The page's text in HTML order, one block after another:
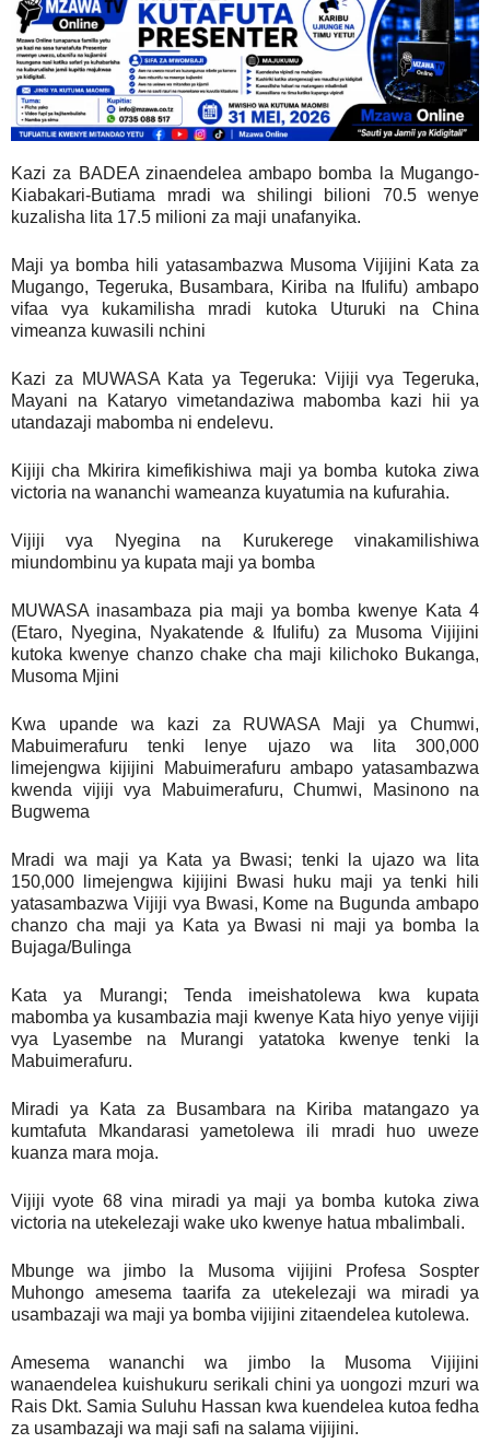
Kazi za BADEA zinaendelea ambapo bomba la Mugango-
Kiabakari-Butiama mradi wa shilingi bilioni 70.5 wenye
kuzalisha lita 17.5 milioni za maji unafanyika.
Maji ya bomba hili yatasambazwa Musoma Vijijini Kata za
Mugango, Tegeruka, Busambara, Kiriba na Ifulifu) ambapo
vifaa vya kukamilisha mradi kutoka Uturuki na China
vimeanza kuwasili nchini
Kazi za MUWASA Kata ya Tegeruka: Vijiji vya Tegeruka,
Mayani na Kataryo vimetandaziwa mabomba kazi hii ya
utandazaji mabomba ni endelevu.
Kijiji cha Mkirira kimefikishiwa maji ya bomba kutoka ziwa
victoria na wananchi wameanza kuyatumia na kufurahia.
Vijiji vya Nyegina na Kurukerege vinakamilishiwa
miundombinu ya kupata maji ya bomba
MUWASA inasambaza pia maji ya bomba kwenye Kata 4
(Etaro, Nyegina, Nyakatende & Ifulifu) za Musoma Vijijini
kutoka kwenye chanzo chake cha maji kilichoko Bukanga,
Musoma Mjini
Kwa upande wa kazi za RUWASA Maji ya Chumwi,
Mabuimerafuru tenki lenye ujazo wa lita 300,000
limejengwa kijijini Mabuimerafuru ambapo yatasambazwa
kwenda vijiji vya Mabuimerafuru, Chumwi, Masinono na
Bugwema
Mradi wa maji ya Kata ya Bwasi; tenki la ujazo wa lita
150,000 limejengwa kijijini Bwasi huku maji ya tenki hili
yatasambazwa Vijiji vya Bwasi, Kome na Bugunda ambapo
chanzo cha maji ya Kata ya Bwasi ni maji ya bomba la
Bujaga/Bulinga
Kata ya Murangi; Tenda imeishatolewa kwa kupata
mabomba ya kusambazia maji kwenye Kata hiyo yenye vijiji
vya Lyasembe na Murangi yatatoka kwenye tenki la
Mabuimerafuru.
Miradi ya Kata za Busambara na Kiriba matangazo ya
kumtafuta Mkandarasi yametolewa ili mradi huo uweze
kuanza mara moja.
Vijiji vyote 68 vina miradi ya maji ya bomba kutoka ziwa
victoria na utekelezaji wake uko kwenye hatua mbalimbali.
Mbunge wa jimbo la Musoma vijijini Profesa Sospter
Muhongo amesema taarifa za utekelezaji wa miradi ya
usambazaji wa maji ya bomba vijijini zitaendelea kutolewa.
Amesema wananchi wa jimbo la Musoma Vijijini
wanaendelea kuishukuru serikali chini ya uongozi mzuri wa
Rais Dkt. Samia Suluhu Hassan kwa kuendelea kutoa fedha
za usambazaji wa maji safi na salama vijijini.